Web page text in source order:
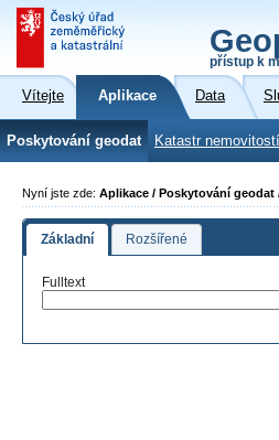
přístup k
Vítejte Aplikace Data
Poskytování geodat Katastr nemovitostí
Nyní jste zde: Aplikace / Poskytování geodat
Základní Rozšířené
Fulltext